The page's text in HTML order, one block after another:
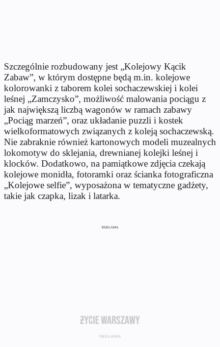
Szczególnie rozbudowany jest „Kolejowy Kącik
Zabaw”, w którym dostępne będą m.in. kolejowe
kolorowanki z taborem kolei sochaczewskiej i kolei
leśnej „Zamczysko”, możliwość malowania pociągu z
jak największą liczbą wagonów w ramach zabawy
„Pociąg marzeń”, oraz układanie puzzli i kostek
wielkoformatowych związanych z koleją sochaczewską.
Nie zabraknie również kartonowych modeli muzealnych
lokomotyw do sklejania, drewnianej kolejki leśnej i
klocków. Dodatkowo, na pamiątkowe zdjęcia czekają
kolejowe monidła, fotoramki oraz ścianka fotograficzna
„Kolejowe selfie”, wyposażona w tematyczne gadżety,
takie jak czapka, lizak i latarka.
REKLAMA